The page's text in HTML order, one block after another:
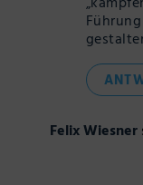
Felix Wiesner